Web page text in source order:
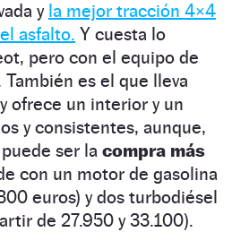
y la mejor tracción 4×4
asfalto. Y cuesta lo
pero con el equipo de
es el que lleva
ofrece un interior y un
y consistentes, aunque,
ser la compra más
con un motor de gasolina
euros) y dos turbodiésel
de 27.950 y 33.100).